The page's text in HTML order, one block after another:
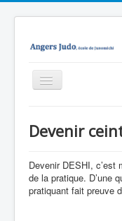
Basculer
Junomichi
Notre école
Evènements
Devenir
Devenir DESHI, c’est
de la pratique. D’une
pratiquant fait preuve